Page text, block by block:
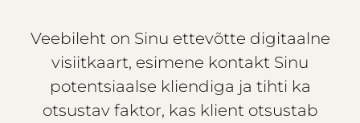
Veebileht on Sinu ettevõtte digitaalne
visiitkaart, esimene kontakt Sinu
potentsiaalse kliendiga ja tihti ka
otsustav faktor, kas klient otsustab